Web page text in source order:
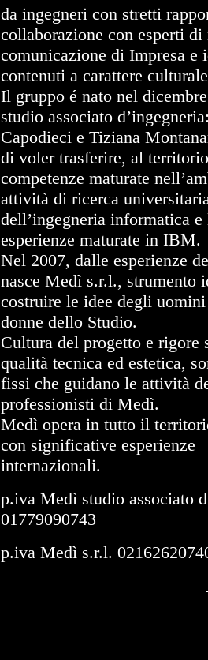
da ingegneri con stretti
collaborazione con esperti
comunicazione di Impresa e
contenuti a carattere
Il gruppo é nato nel
studio associato
Capodieci e Tiziana
di voler trasferire, al
competenze maturate
attività di ricerca
dell’ingegneria informatica e
esperienze maturate in IBM.
Nel 2007, dalle esperienze
nasce Medì s.r.l., strumento
costruire le idee degli
donne dello Studio.
Cultura del progetto e rigore
qualità tecnica ed estetica,
fissi che guidano le attività
professionisti di Medì.
Medì opera in tutto il
con significative esperienze
internazionali.
p.iva Medì studio associato
01779090743
p.iva Medì s.r.l.